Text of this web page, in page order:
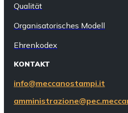
Qualität
Organisatorisches Modell
Ehrenkodex
KONTAKT
info@meccanostampi.it